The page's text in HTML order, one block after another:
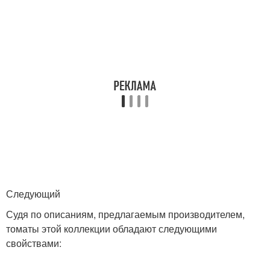
Следующий
Судя по описаниям, предлагаемым производителем,
томаты этой коллекции обладают следующими
свойствами: